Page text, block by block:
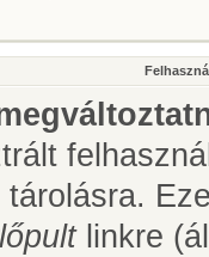
linkre